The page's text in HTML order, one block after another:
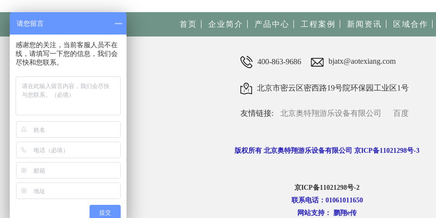
首页 企业简介 产品中心 工程案例 新闻资讯 区域合作
400-863-9686 bjatx@aotexiang.com
北京市密云区密西路19号院环保园工业区1号
友情链接: 北京奥特翔游乐设备有限公司 百度
版权所有 北京奥特翔游乐设备有限公司 京ICP备11021298号-3
京ICP备11021298号-2
联系电话：01061011650
网站支持： 鹏翔e传
请您留言
感谢您的关注，当前客服人员不在
线，请填写一下您的信息，我们会
尽快和您联系。
提交